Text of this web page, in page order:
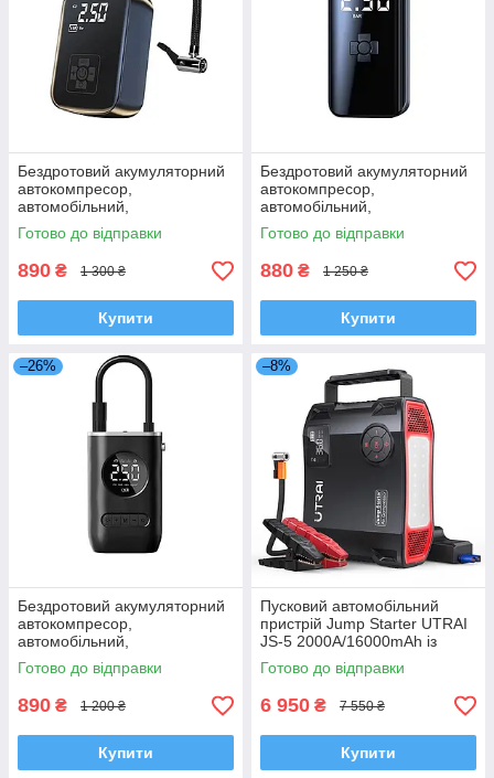
Бездротовий акумуляторний
автокомпресор,
автомобільний,
велосипедний насос CZK-
006
Готово до відправки
890 ₴ 1 300 ₴
Купити
Бездротовий акумуляторний
автокомпресор,
автомобільний,
велосипедний насос PCMOS
AC1
Готово до відправки
880 ₴ 1 250 ₴
Купити
–26%
Бездротовий акумуляторний
автокомпресор,
автомобільний,
велосипедний насос CZK-
3668
Готово до відправки
890 ₴ 1 200 ₴
Купити
–8%
Пусковий автомобільний
пристрій Jump Starter UTRAI
JS-5 2000А/16000mAh із
вбудованим компресором
для підкачування шин 150
PSI
Готово до відправки
6 950 ₴ 7 550 ₴
Купити